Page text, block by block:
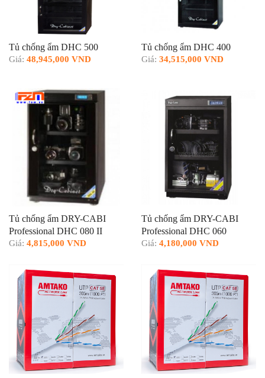
Tủ chống ẩm DHC 500
Giá: 48,945,000 VND
Tủ chống ẩm DHC 400
Giá: 34,515,000 VND
Tủ chống ẩm DRY-CABI
Professional DHC 080 II
Giá: 4,815,000 VND
Tủ chống ẩm DRY-CABI
Professional DHC 060
Giá: 4,180,000 VND